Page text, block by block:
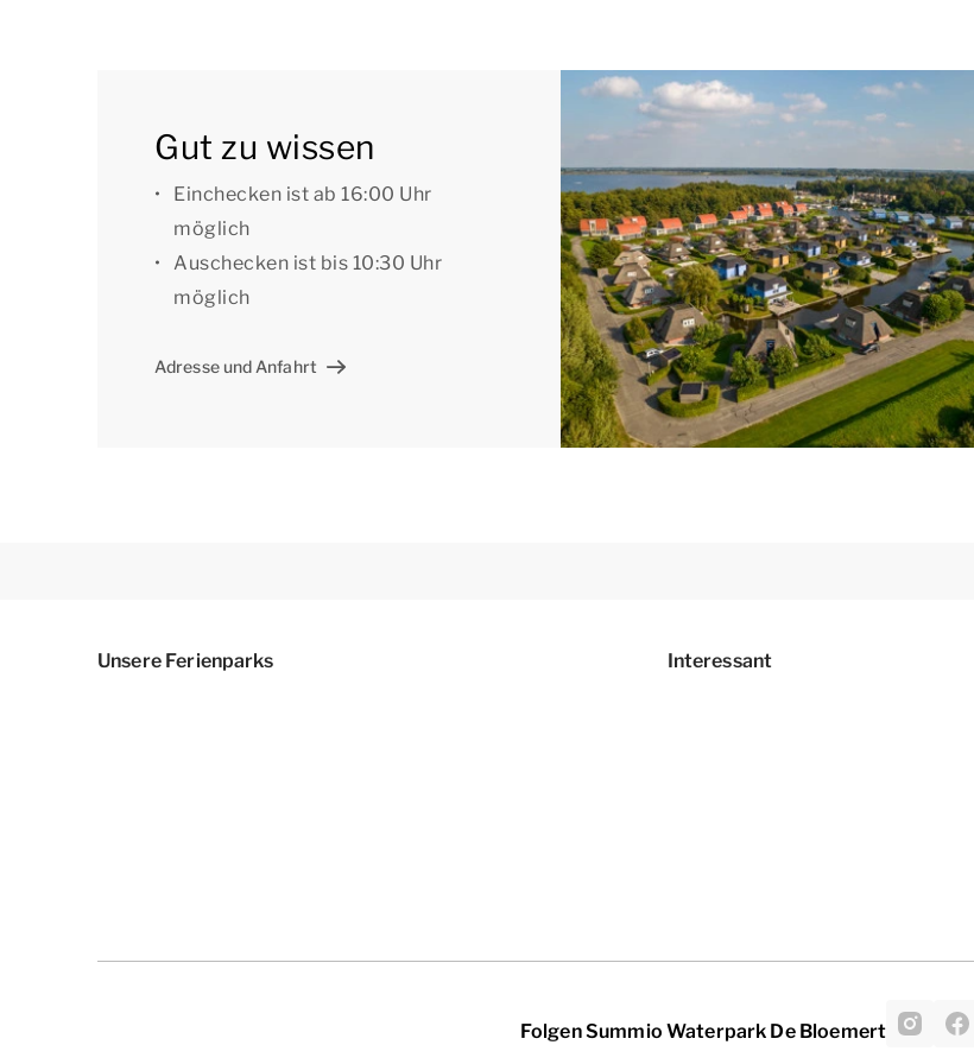
Die Betten sind bei der Ankunft gemacht. Sie können das kostenlose WLAN nutzen, und an der
Unterkunft befindet sich ein Parkplatz für maximal 2 Autos. Außerdem befinden sich im Park
[i]Die Unterkünfte können anders eingeteilt und eingerichtet sein. Grundrisse und Abbildungen
dienen als Beispiele.[/i]
Gut zu wissen
Einchecken ist ab 16:00 Uhr
möglich
Auschecken ist bis 10:30 Uhr
möglich
Adresse und Anfahrt
Unsere Ferienparks Interessant
Folgen Summio Waterpark De Bloemert